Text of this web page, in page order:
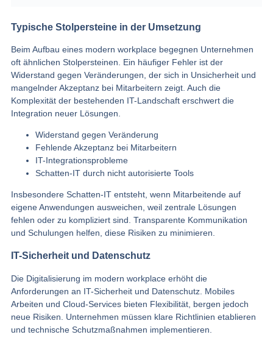
Typische Stolpersteine in der Umsetzung
Beim Aufbau eines modern workplace begegnen Unternehmen
oft ähnlichen Stolpersteinen. Ein häufiger Fehler ist der
Widerstand gegen Veränderungen, der sich in Unsicherheit und
mangelnder Akzeptanz bei Mitarbeitern zeigt. Auch die
Komplexität der bestehenden IT-Landschaft erschwert die
Integration neuer Lösungen.
Widerstand gegen Veränderung
Fehlende Akzeptanz bei Mitarbeitern
IT-Integrationsprobleme
Schatten-IT durch nicht autorisierte Tools
Insbesondere Schatten-IT entsteht, wenn Mitarbeitende auf
eigene Anwendungen ausweichen, weil zentrale Lösungen
fehlen oder zu kompliziert sind. Transparente Kommunikation
und Schulungen helfen, diese Risiken zu minimieren.
IT-Sicherheit und Datenschutz
Die Digitalisierung im modern workplace erhöht die
Anforderungen an IT-Sicherheit und Datenschutz. Mobiles
Arbeiten und Cloud-Services bieten Flexibilität, bergen jedoch
neue Risiken. Unternehmen müssen klare Richtlinien etablieren
und technische Schutzmaßnahmen implementieren.